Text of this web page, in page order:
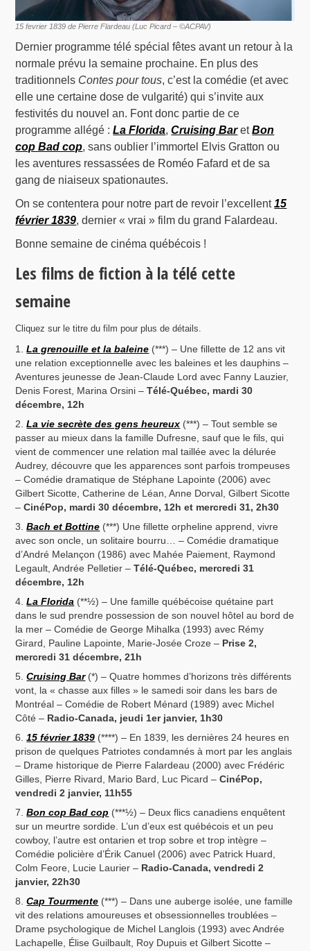
15 fevrier 1839 de Pierre Flardeau (Luc Picard – ©ACPAV)
Dernier programme télé spécial fêtes avant un retour à la
normale prévu la semaine prochaine. En plus des
traditionnels Contes pour tous, c’est la comédie (et avec
elle une certaine dose de vulgarité) qui s’invite aux
festivités du nouvel an. Font donc partie de ce
programme allégé :La Florida,Cruising BaretBon
cop Bad cop, sans oublier l’immortel Elvis Gratton ou
les aventures ressassées de Roméo Fafard et de sa
gang de niaiseux spationautes.
On se contentera pour notre part de revoir l’excellent15
février 1839, dernier « vrai » film du grand Falardeau.
Bonne semaine de cinéma québécois !
Les films de fiction à la télé cette
semaine
Cliquez sur le titre du film pour plus de détails.
La grenouille et la baleine (***) – Une fillette de 12 ans vit
une relation exceptionnelle avec les baleines et les dauphins –
Aventures jeunesse de Jean-Claude Lord avec Fanny Lauzier,
Denis Forest, Marina Orsini –Télé-Québec, mardi 30
décembre, 12h
La vie secrète des gens heureux (***) – Tout semble se
passer au mieux dans la famille Dufresne, sauf que le fils, qui
vient de commencer une relation mal taillée avec la délurée
Audrey, découvre que les apparences sont parfois trompeuses
– Comédie dramatique de Stéphane Lapointe (2006) avec
Gilbert Sicotte, Catherine de Léan, Anne Dorval, Gilbert Sicotte
–CinéPop, mardi 30 décembre, 12h et mercredi 31, 2h30
Bach et Bottine (***) Une fillette orpheline apprend, vivre
avec son oncle, un solitaire bourru… – Comédie dramatique
d’André Melançon (1986) avec Mahée Paiement, Raymond
Legault, Andrée Pelletier –Télé-Québec, mercredi 31
décembre, 12h
La Florida (**½) – Une famille québécoise quétaine part
dans le sud prendre possession de son nouvel hôtel au bord de
la mer – Comédie de George Mihalka (1993) avec Rémy
Girard, Pauline Lapointe, Marie-Josée Croze – Prise 2,
mercredi 31 décembre, 21h
Cruising Bar(*) – Quatre hommes d’horizons très différents
vont, la « chasse aux filles » le samedi soir dans les bars de
Montréal – Comédie de Robert Ménard (1989) avec Michel
Côté – Radio-Canada, jeudi 1er janvier, 1h30
15 février 1839 (****) – En 1839, les dernières 24 heures en
prison de quelques Patriotes condamnés à mort par les anglais
– Drame historique de Pierre Falardeau (2000) avec Frédéric
Gilles, Pierre Rivard, Mario Bard, Luc Picard –CinéPop,
vendredi 2 janvier, 11h55
Bon cop Bad cop (***½) – Deux flics canadiens enquêtent
sur un meurtre sordide. L’un d’eux est québécois et un peu
cowboy, l’autre est ontarien et trop sobre et trop intègre –
Comédie policière d’Érik Canuel (2006) avec Patrick Huard,
Colm Feore, Lucie Laurier – Radio-Canada, vendredi 2
janvier, 22h30
Cap Tourmente (***) – Dans une auberge isolée, une famille
vit des relations amoureuses et obsessionnelles troublées –
Drame psychologique de Michel Langlois (1993) avec Andrée
Lachapelle, Élise Guilbault, Roy Dupuis et Gilbert Sicotte –